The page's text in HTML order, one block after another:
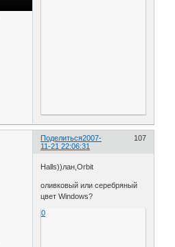
Поделиться 107
2007-
11-21 22:06:31
Halls))лан,Orbit
оливковый или серебряный
цвет Windows?
0